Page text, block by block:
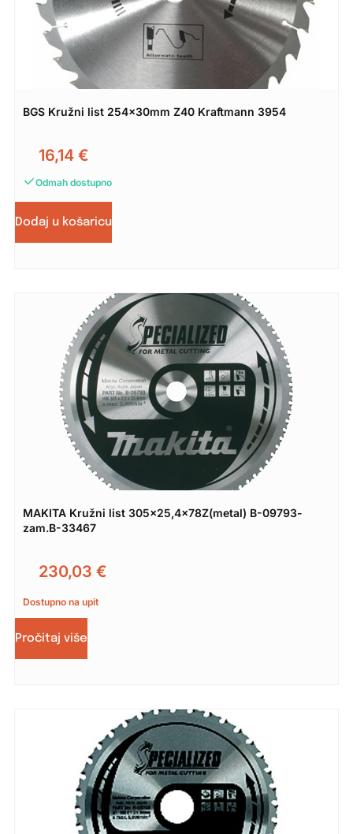
BGS Kružni list 254x30mm Z40 Kraftmann 3954
16,14 €
Odmah dostupno
Dodaj u košaricu
MAKITA Kružni list 305×25,4x78Z(metal) B-09793-
zam.B-33467
230,03 €
Dostupno na upit
Pročitaj više